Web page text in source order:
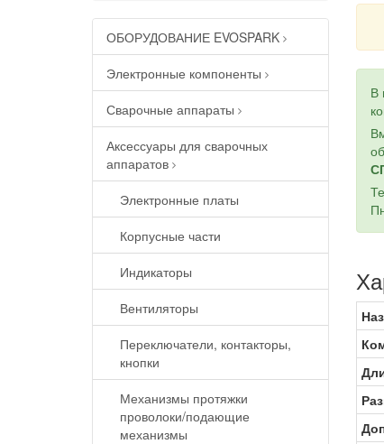
ОБОРУДОВАНИЕ EVOSPARK
Электронные компоненты
Сварочные аппараты
Аксессуары для сварочных
аппаратов
Электронные платы
Корпусные части
Индикаторы
Вентиляторы
Переключатели, контакторы,
кнопки
Механизмы протяжки
проволоки/подающие
механизмы
В